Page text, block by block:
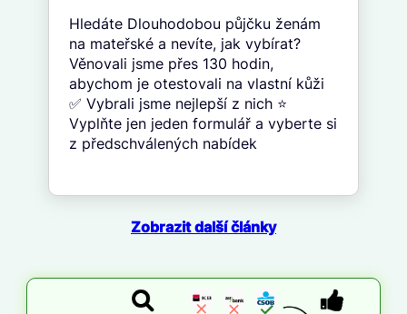
Hledáte Dlouhodobou půjčku ženám
na mateřské a nevíte, jak vybírat?
Věnovali jsme přes 130 hodin,
abychom je otestovali na vlastní kůži
✅ Vybrali jsme nejlepší z nich ⭐
Vyplňte jen jeden formulář a vyberte si
z předschválených nabídek
Zobrazit další články